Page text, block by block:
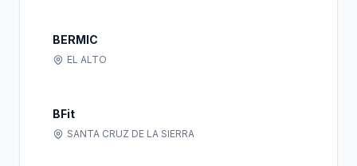
BERMIC
EL ALTO
BFit
SANTA CRUZ DE LA SIERRA